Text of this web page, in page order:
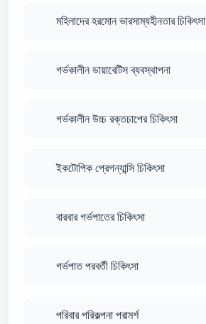
মহিলাদের হরমোন ভারসাম্যহীনতার চিকিৎসা
গর্ভকালীন ডায়াবেটিস ব্যবস্থাপনা
গর্ভকালীন উচ্চ রক্তচাপের চিকিৎসা
ইকটোপিক প্রেগন্যান্সি চিকিৎসা
বারবার গর্ভপাতের চিকিৎসা
গর্ভপাত পরবর্তী চিকিৎসা
পরিবার পরিকল্পনা পরামর্শ